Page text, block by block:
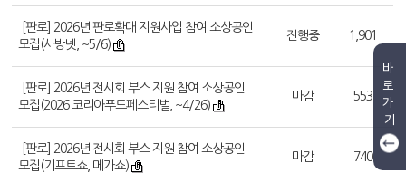
[판로] 2026년 판로확대 지원사업 참여 소상공인
모집(사방넷, ~5/6)
진행중 1,901
[판로] 2026년 전시회 부스 지원 참여 소상공인
모집(2026 코리아푸드페스티벌, ~4/26)
마감 553
[판로] 2026년 전시회 부스 지원 참여 소상공인
모집(기프트쇼, 메가쇼)
마감 740
바
로
가
기